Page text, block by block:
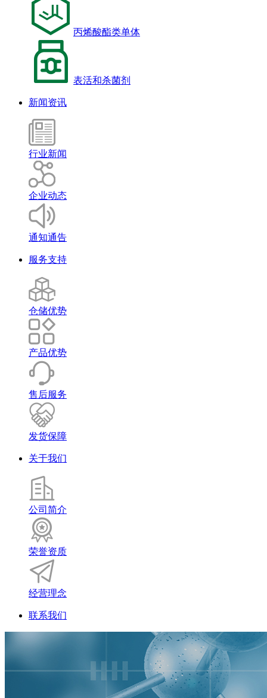
丙烯酸酯类单体
表活和杀菌剂
新闻资讯
行业新闻
企业动态
通知通告
服务支持
仓储优势
产品优势
售后服务
发货保障
关于我们
公司简介
荣誉资质
经营理念
联系我们